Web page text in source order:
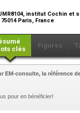
institut Cochin
Paris, France
clés
Figures
EM-consulte, la référence
pour en bénéficier!